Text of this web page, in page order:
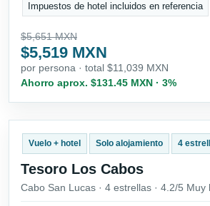
Impuestos de hotel incluidos en referencia
$5,651 MXN
$5,519 MXN
por persona · total $11,039 MXN
Ahorro aprox. $131.45 MXN · 3%
Vuelo + hotel Solo alojamiento 4
Tesoro Los Cabos
Cabo San Lucas · 4 estrellas · 4.2/5 Muy